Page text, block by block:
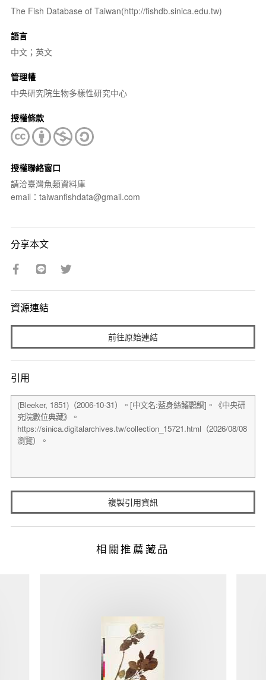
The Fish Database of Taiwan(http://fishdb.sinica.edu.tw)
語言
中文；英文
管理權
中央研究院生物多樣性研究中心
授權條款
授權聯絡窗口
請洽臺灣魚類資料庫
email：taiwanfishdata@gmail.com
分享本文
資源連結
前往原始連結
引用
複製引用資訊
相關推薦藏品